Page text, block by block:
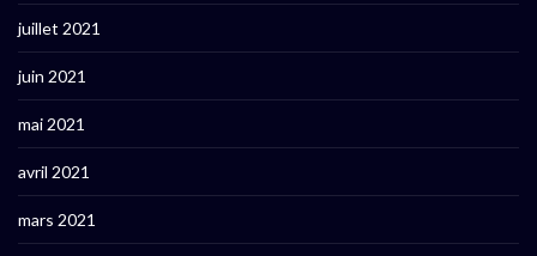
juillet 2021
juin 2021
mai 2021
avril 2021
mars 2021